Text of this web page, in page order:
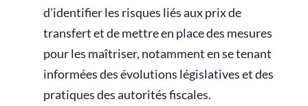
d'identifier les risques liés aux prix de
transfert et de mettre en place des mesures
pour les maîtriser, notamment en se tenant
informées des évolutions législatives et des
pratiques des autorités fiscales.